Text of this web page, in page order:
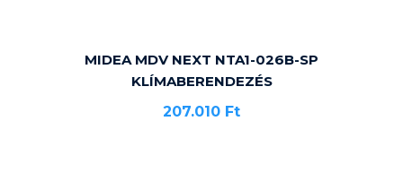
MIDEA MDV NEXT NTA1-026B-SP
KLÍMABERENDEZÉS
207.010 Ft